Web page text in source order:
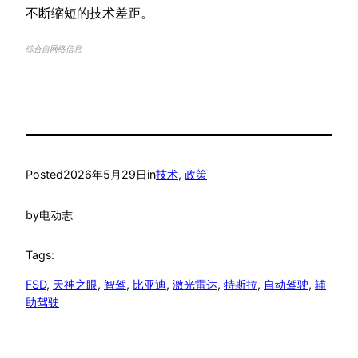
不断缩短的技术差距。
综合自网络信息
Posted2026年5月29日in技术, 政策
by电动志
Tags:
FSD, 天神之眼, 智驾, 比亚迪, 激光雷达, 特斯拉, 自动驾驶, 辅
助驾驶